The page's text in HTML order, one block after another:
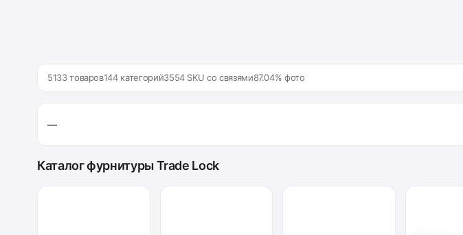
5133 товаров144 категорий3554 SKU со связями87.04% фото
—
Каталог фурнитуры Trade Lock